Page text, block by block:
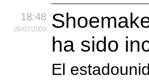
18:48
26/07/2009
ha sido
El